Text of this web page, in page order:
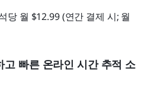
당 월 $12.99 (연간 결제 시; 월
빠른 온라인 시간 추적 소